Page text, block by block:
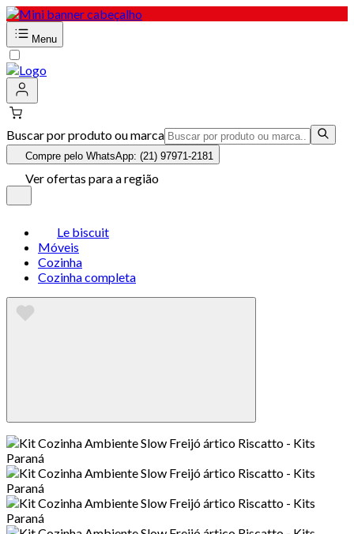
Menu
Buscar por produto ou marca
Compre pelo WhatsApp: (21) 97971-2181
Ver ofertas para a região
Le biscuit
Móveis
Cozinha
Cozinha completa